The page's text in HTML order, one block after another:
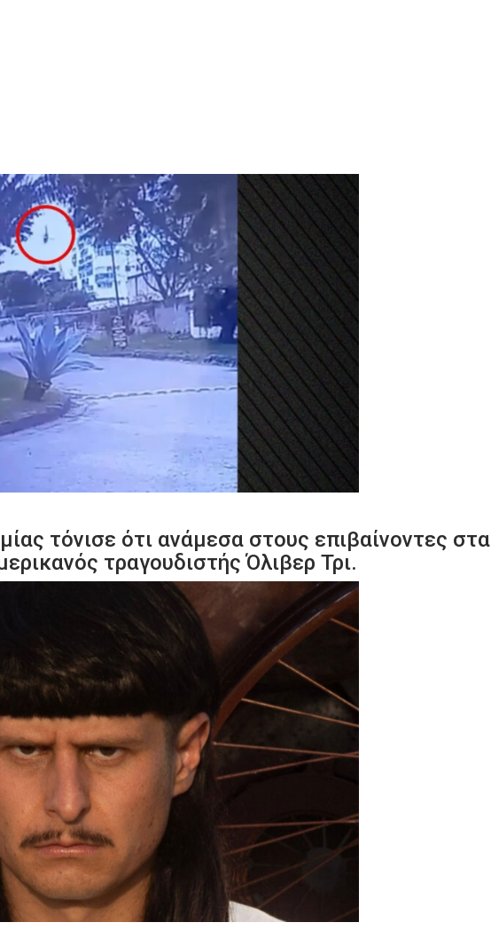
τόνισε ότι ανάμεσα στους επιβαίνοντες στα
τραγουδιστής Όλιβερ Τρι.